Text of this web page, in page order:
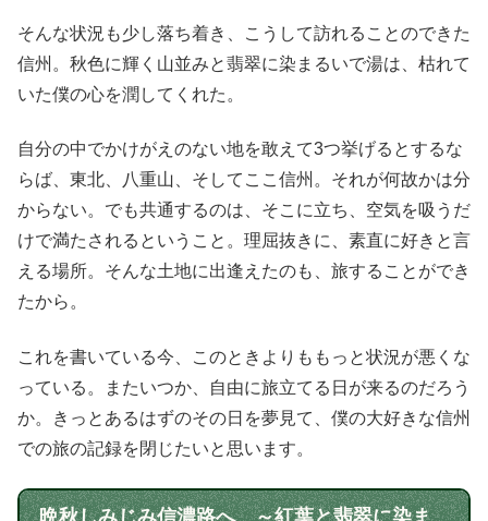
そんな状況も少し落ち着き、こうして訪れることのできた
信州。秋色に輝く山並みと翡翠に染まるいで湯は、枯れて
いた僕の心を潤してくれた。
自分の中でかけがえのない地を敢えて3つ挙げるとするな
らば、東北、八重山、そしてここ信州。それが何故かは分
からない。でも共通するのは、そこに立ち、空気を吸うだ
けで満たされるということ。理屈抜きに、素直に好きと言
える場所。そんな土地に出逢えたのも、旅することができ
たから。
これを書いている今、このときよりももっと状況が悪くな
っている。またいつか、自由に旅立てる日が来るのだろう
か。きっとあるはずのその日を夢見て、僕の大好きな信州
での旅の記録を閉じたいと思います。
晩秋しみじみ信濃路へ ～紅葉と翡翠に染ま